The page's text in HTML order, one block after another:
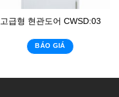
고급형 현관도어 CWSD:03
BÁO GIÁ